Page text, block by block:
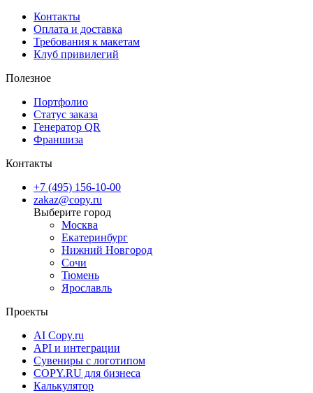
Контакты
Оплата и доставка
Требования к макетам
Клуб привилегий
Полезное
Портфолио
Статус заказа
Генератор QR
Франшиза
Контакты
+7 (495) 156-10-00
zakaz@copy.ru
Москва
Екатеринбург
Нижний Новгород
Сочи
Тюмень
Ярославль
Проекты
AI Copy.ru
API и интеграции
Сувениры с логотипом
COPY.RU для бизнеса
Калькулятор